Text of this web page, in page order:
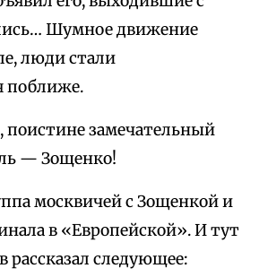
Шумное движение
люди стали
поближе.
поистине замечательный
— Зощенко!
москвичей с Зощенкой и
в «Европейской». И тут
рассказал следующее: